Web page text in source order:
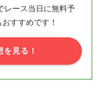
レース当日に無料予
すすめです！
見る！